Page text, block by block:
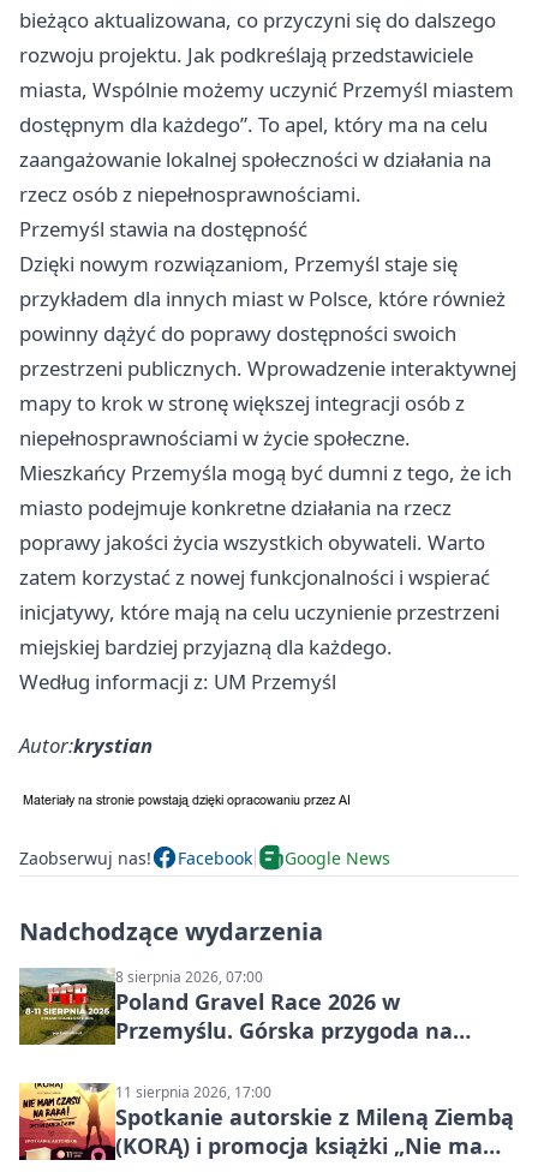
bieżąco aktualizowana, co przyczyni się do dalszego
rozwoju projektu. Jak podkreślają przedstawiciele
miasta, Wspólnie możemy uczynić Przemyśl miastem
dostępnym dla każdego”. To apel, który ma na celu
zaangażowanie lokalnej społeczności w działania na
rzecz osób z niepełnosprawnościami.
Przemyśl stawia na dostępność
Dzięki nowym rozwiązaniom, Przemyśl staje się
przykładem dla innych miast w Polsce, które również
powinny dążyć do poprawy dostępności swoich
przestrzeni publicznych. Wprowadzenie interaktywnej
mapy to krok w stronę większej integracji osób z
niepełnosprawnościami w życie społeczne.
Mieszkańcy Przemyśla mogą być dumni z tego, że ich
miasto podejmuje konkretne działania na rzecz
poprawy jakości życia wszystkich obywateli. Warto
zatem korzystać z nowej funkcjonalności i wspierać
inicjatywy, które mają na celu uczynienie przestrzeni
miejskiej bardziej przyjazną dla każdego.
Według informacji z: UM Przemyśl
Autor:krystian
Zaobserwuj nas! Facebook Google News
Nadchodzące wydarzenia
8 sierpnia 2026, 07:00
Poland Gravel Race 2026 w
Przemyślu. Górska przygoda na
11 sierpnia 2026, 17:00
Spotkanie autorskie z Mileną Ziembą
(KORĄ) i promocja książki „Nie mam